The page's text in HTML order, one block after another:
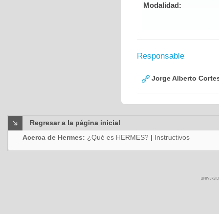
Modalidad:
Responsable
Jorge Alberto
Regresar a la página inicial
Acerca de Hermes: ¿Qué es HERMES? | Instructivos